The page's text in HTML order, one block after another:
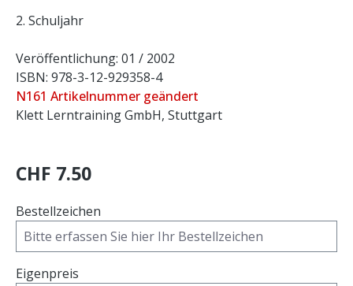
2. Schuljahr
Veröffentlichung: 01 / 2002
ISBN: 978-3-12-929358-4
N161 Artikelnummer geändert
Klett Lerntraining GmbH, Stuttgart
CHF 7.50
Bestellzeichen
Eigenpreis